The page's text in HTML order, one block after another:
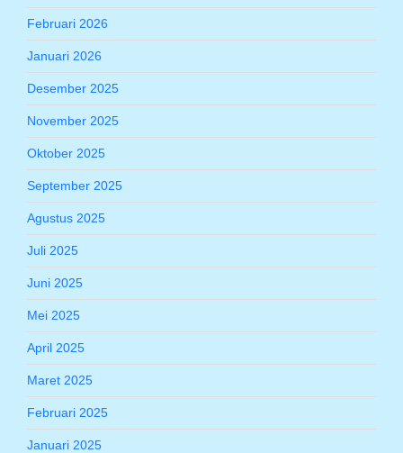
Februari 2026
Januari 2026
Desember 2025
November 2025
Oktober 2025
September 2025
Agustus 2025
Juli 2025
Juni 2025
Mei 2025
April 2025
Maret 2025
Februari 2025
Januari 2025